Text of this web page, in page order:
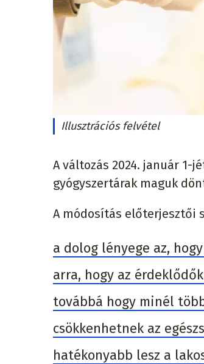
Illusztrációs felvétel
A változás 2024. január 1-
gyógyszertárak maguk
A módosítás előterjesztői
a dolog lényege az,
arra, hogy az
továbbá hogy minél
csökkenhetnek az
hatékonyabb lesz a